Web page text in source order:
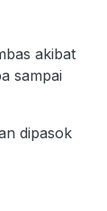
akibat
sampai
dipasok